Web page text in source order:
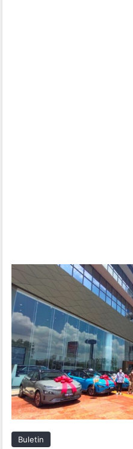
Buletin